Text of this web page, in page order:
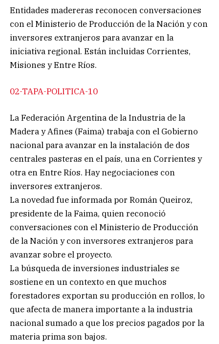
Entidades madereras reconocen conversaciones
con el Ministerio de Producción de la Nación y con
inversores extranjeros para avanzar en la
iniciativa regional. Están incluidas Corrientes,
Misiones y Entre Ríos.
02-TAPA-POLITICA-10
La Federación Argentina de la Industria de la
Madera y Afines (Faima) trabaja con el Gobierno
nacional para avanzar en la instalación de dos
centrales pasteras en el país, una en Corrientes y
otra en Entre Ríos. Hay negociaciones con
inversores extranjeros.
La novedad fue informada por Román Queiroz,
presidente de la Faima, quien reconoció
conversaciones con el Ministerio de Producción
de la Nación y con inversores extranjeros para
avanzar sobre el proyecto.
La búsqueda de inversiones industriales se
sostiene en un contexto en que muchos
forestadores exportan su producción en rollos, lo
que afecta de manera importante a la industria
nacional sumado a que los precios pagados por la
materia prima son bajos.